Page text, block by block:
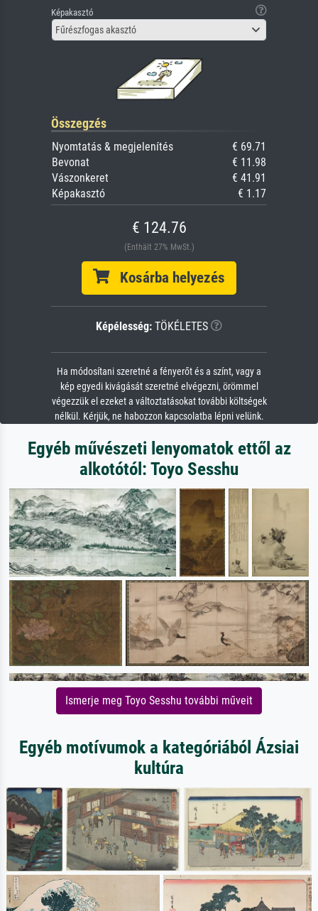
Képakasztó
Fűrészfogas akasztó
Összegzés
Nyomtatás & megjelenítés
€ 69.71
Bevonat
€ 11.98
Vászonkeret
€ 41.91
Képakasztó
€ 1.17
€ 124.76
(Enthält 27% MwSt.)
Kosárba helyezés
Képélesség: TÖKÉLETES
Ha módosítani szeretné a fényerőt és a színt, vagy a
kép egyedi kivágását szeretné elvégezni, örömmel
végezzük el ezeket a változtatásokat további költségek
nélkül. Kérjük, ne habozzon kapcsolatba lépni velünk.
Egyéb művészeti lenyomatok ettől az
alkotótól: Toyo Sesshu
Ismerje meg Toyo Sesshu további műveit
Egyéb motívumok a kategóriából Ázsiai
kultúra